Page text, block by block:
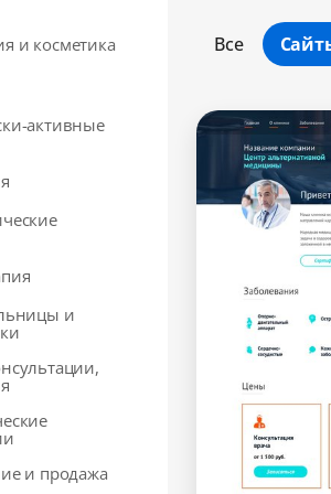
и косметика
активные
и
и продажа
Все